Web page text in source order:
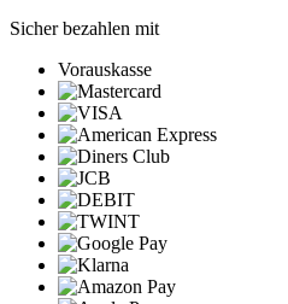
Sicher bezahlen mit
Vorauskasse